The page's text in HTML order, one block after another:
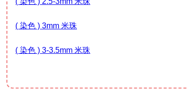
( 染色 ) 3mm 米珠
( 染色 ) 3-3.5mm 米珠